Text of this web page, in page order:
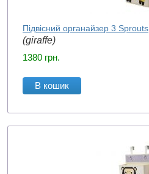
Підвісний органайзер 3 Sprouts
(giraffe)
1380 грн.
В кошик